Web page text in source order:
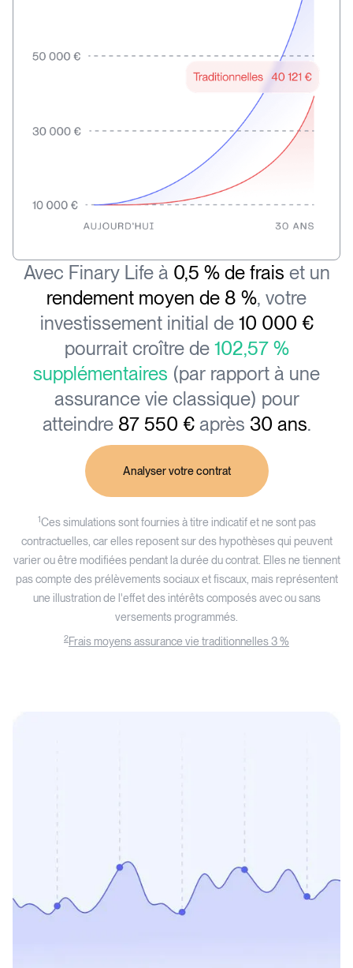
Avec Finary Life à 0,5 % de frais et un
rendement moyen de 8 %, votre
investissement initial de 10 000 €
pourrait croître de 102,57 %
supplémentaires (par rapport à une
assurance vie classique) pour
atteindre 87 550 €après 30 ans.
Analyser votre contrat
1Ces simulations sont fournies à titre indicatif et ne sont pas
contractuelles, car elles reposent sur des hypothèses qui peuvent
varier ou être modifiées pendant la durée du contrat. Elles ne tiennent
pas compte des prélèvements sociaux et fiscaux, mais représentent
une illustration de l'effet des intérêts composés avec ou sans
versements programmés.
2Frais moyens assurance vie traditionnelles 3 %